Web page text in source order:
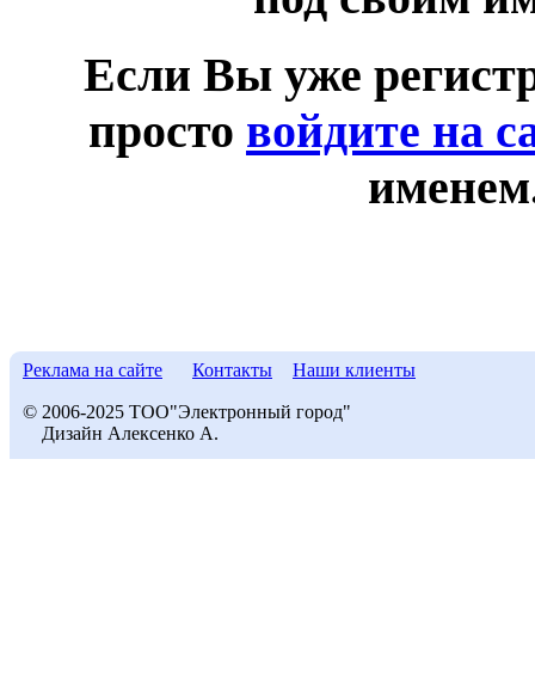
Если Вы уже
просто войдите на
Реклама на сайте Контакты Наши клиенты
© 2006-2025 ТОО"Электронный город"
Дизайн Алексенко А.